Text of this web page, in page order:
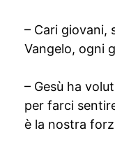
– Cari giovani,
Vangelo, ogni
– Gesù ha
per farci
è la nostra